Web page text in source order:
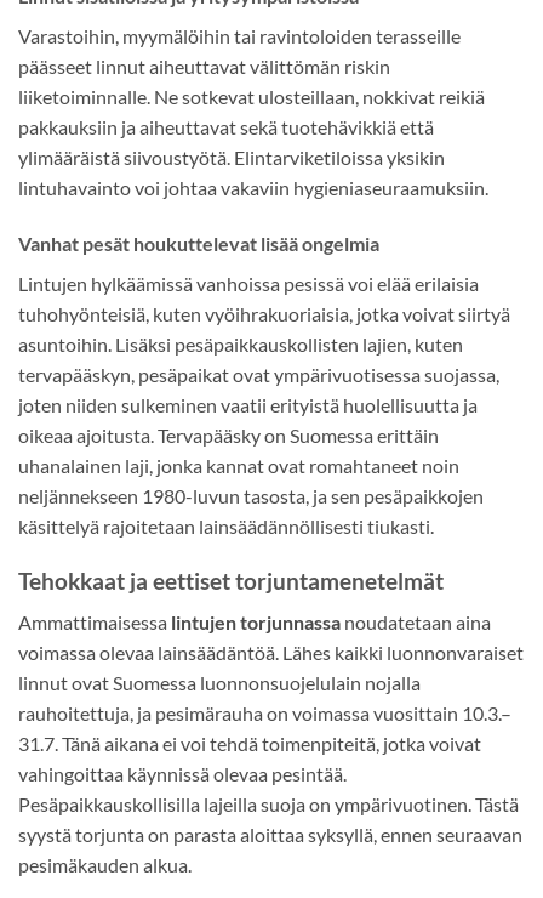
Varastoihin, myymälöihin tai ravintoloiden terasseille
päässeet linnut aiheuttavat välittömän riskin
liiketoiminnalle. Ne sotkevat ulosteillaan, nokkivat reikiä
pakkauksiin ja aiheuttavat sekä tuotehävikkiä että
ylimääräistä siivoustyötä. Elintarviketiloissa yksikin
lintuhavainto voi johtaa vakaviin hygieniaseuraamuksiin.
Vanhat pesät houkuttelevat lisää ongelmia
Lintujen hylkäämissä vanhoissa pesissä voi elää erilaisia
tuhohyönteisiä, kuten vyöihrakuoriaisia, jotka voivat siirtyä
asuntoihin. Lisäksi pesäpaikkauskollisten lajien, kuten
tervapääskyn, pesäpaikat ovat ympärivuotisessa suojassa,
joten niiden sulkeminen vaatii erityistä huolellisuutta ja
oikeaa ajoitusta. Tervapääsky on Suomessa erittäin
uhanalainen laji, jonka kannat ovat romahtaneet noin
neljännekseen 1980-luvun tasosta, ja sen pesäpaikkojen
käsittelyä rajoitetaan lainsäädännöllisesti tiukasti.
Tehokkaat ja eettiset torjuntamenetelmät
Ammattimaisessa lintujen torjunnassa noudatetaan aina
voimassa olevaa lainsäädäntöä. Lähes kaikki luonnonvaraiset
linnut ovat Suomessa luonnonsuojelulain nojalla
rauhoitettuja, ja pesimärauha on voimassa vuosittain 10.3.–
31.7. Tänä aikana ei voi tehdä toimenpiteitä, jotka voivat
vahingoittaa käynnissä olevaa pesintää.
Pesäpaikkauskollisilla lajeilla suoja on ympärivuotinen. Tästä
syystä torjunta on parasta aloittaa syksyllä, ennen seuraavan
pesimäkauden alkua.